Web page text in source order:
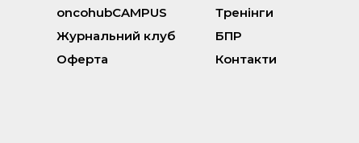
oncohubCAMPUS
Тренінги
Журнальний клуб
БПР
Оферта
Контакти